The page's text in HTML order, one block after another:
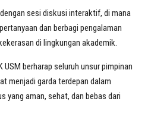
sesi diskusi interaktif, di mana
dan berbagi pengalaman
di lingkungan akademik.
berharap seluruh unsur pimpinan
menjadi garda terdepan dalam
yang aman, sehat, dan bebas dari